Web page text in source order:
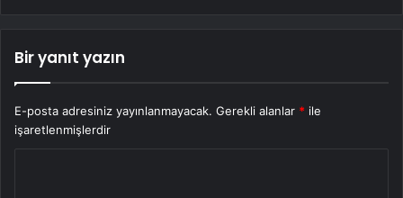
Bir yanıt yazın
E-posta adresiniz yayınlanmayacak. Gerekli alanlar * ile
işaretlenmişlerdir